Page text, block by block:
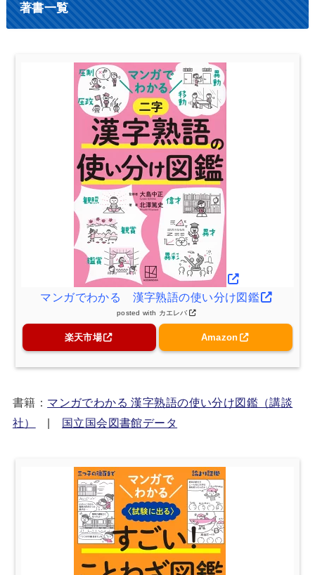
著書一覧
マンガでわかる 漢字熟語の使い分け図鑑
posted with カエレバ
楽天市場 Amazon
書籍： マンガでわかる 漢字熟語の使い分け図鑑（講談
社）
国立国会図書館データ